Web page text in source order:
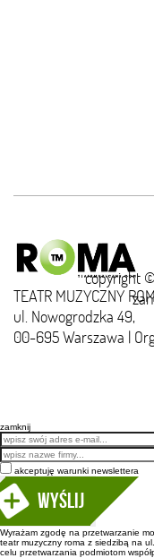
copyright
TEATR MUZYCZNY
ul. Nowogrodzka 49,
00-695 Warszawa |
zamknij
Email
akceptuję warunki newslettera
Wyślij
Wyrażam zgodę na przetwarzanie
teatr muzyczny roma z siedzibą na
celu przetwarzania podmiotom